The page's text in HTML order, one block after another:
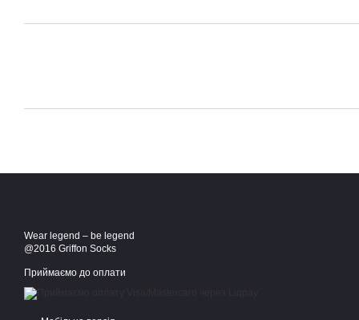
Wear legend – be legend
@2016 Griffon Socks
Приймаємо до оплати